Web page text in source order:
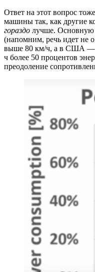
Ответ на этот вопрос
машины так, как другие
гораздо лучше. Основную
(напомним, речь идет не
выше 80 км/ч, а в США —
ч более 50 процентов
преодоление